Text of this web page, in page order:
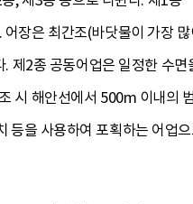
장은 최간조(바닷물이 가장 많
제2종 공동어업은 일정한 수면
시 해안선에서 500m 이내의
등을 사용하여 포획하는 어업